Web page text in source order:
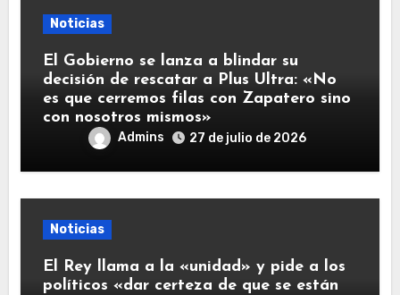
Noticias
El Gobierno se lanza a blindar su
decisión de rescatar a Plus Ultra: «No
es que cerremos filas con Zapatero sino
con nosotros mismos»
Admins 27 de julio de 2026
Noticias
El Rey llama a la «unidad» y pide a los
políticos «dar certeza de que se están